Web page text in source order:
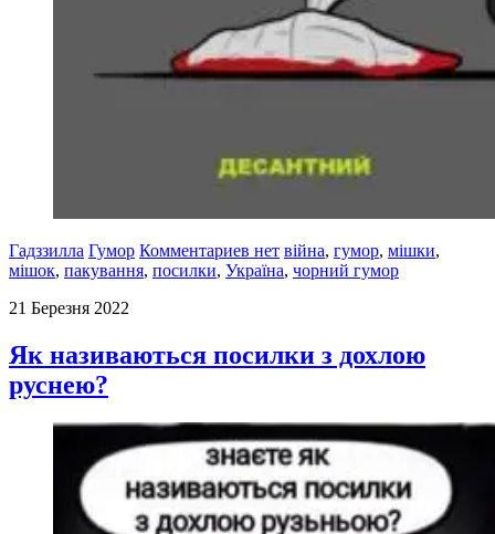
Гадззилла Гумор Комментариев нет війна, гумор, мішки,
мішок, пакування, посилки, Україна, чорний гумор
21 Березня 2022
Як називаються посилки з дохлою
руснею?